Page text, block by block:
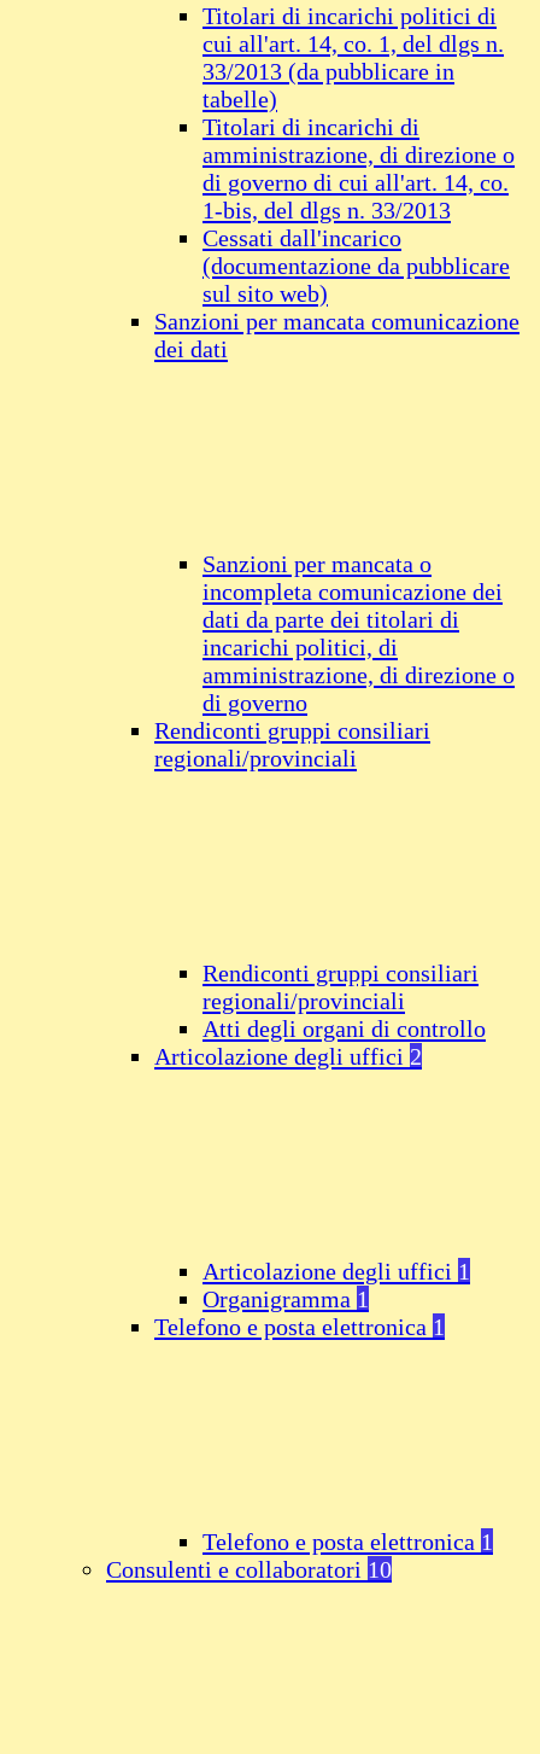
Titolari di incarichi politici di
cui all'art. 14, co. 1, del dlgs n.
33/2013 (da pubblicare in
tabelle)
Titolari di incarichi di
amministrazione, di direzione o
di governo di cui all'art. 14, co.
1-bis, del dlgs n. 33/2013
Cessati dall'incarico
(documentazione da pubblicare
sul sito web)
Sanzioni per mancata comunicazione
dei dati
Sanzioni per mancata o
incompleta comunicazione dei
dati da parte dei titolari di
incarichi politici, di
amministrazione, di direzione o
di governo
Rendiconti gruppi consiliari
regionali/provinciali
Rendiconti gruppi consiliari
regionali/provinciali
Atti degli organi di controllo
Articolazione degli uffici 2
Articolazione degli uffici 1
Organigramma 1
Telefono e posta elettronica 1
Telefono e posta elettronica 1
Consulenti e collaboratori 10